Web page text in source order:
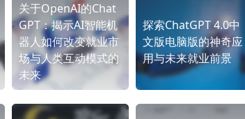
关于OpenAI的Chat
GPT：揭示AI智能机
器人如何改变就业市
场与人类互动模式的
未来
探索ChatGPT 4.0中
文版电脑版的神奇应
用与未来就业前景